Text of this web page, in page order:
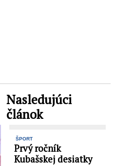
Nasledujúci
článok
ŠPORT
Prvý ročník
Kubašskej desiatky